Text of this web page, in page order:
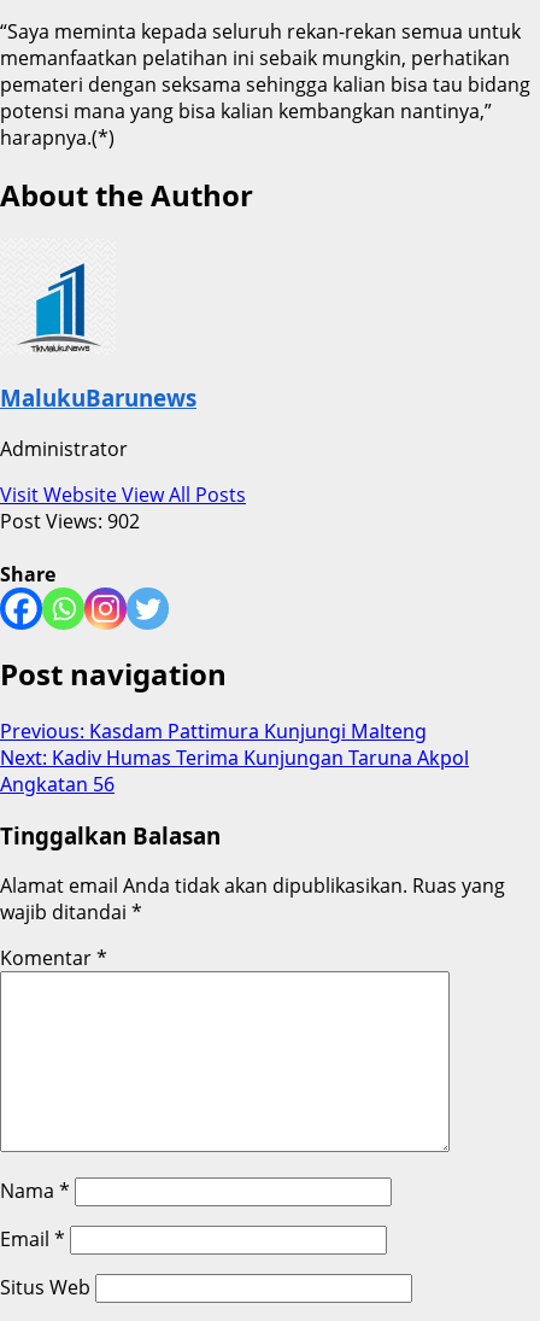
“Saya meminta kepada seluruh rekan-rekan semua untuk
memanfaatkan pelatihan ini sebaik mungkin, perhatikan
pemateri dengan seksama sehingga kalian bisa tau bidang
potensi mana yang bisa kalian kembangkan nantinya,”
harapnya.(*)
About the Author
MalukuBarunews
Administrator
Visit WebsiteView All Posts
Post Views: 902
Share
Post navigation
Previous: Kasdam Pattimura Kunjungi Malteng
Next: Kadiv Humas Terima Kunjungan Taruna Akpol
Angkatan 56
Tinggalkan Balasan
Alamat email Anda tidak akan dipublikasikan. Ruas yang
wajib ditandai *
Komentar*
Nama *
Email *
Situs Web